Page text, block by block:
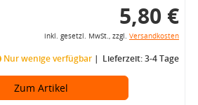
5,80 €
inkl. gesetzl. MwSt., zzgl. Versandkosten
Nur wenige verfügbar Lieferzeit: 3-4 Tage
Zum Artikel